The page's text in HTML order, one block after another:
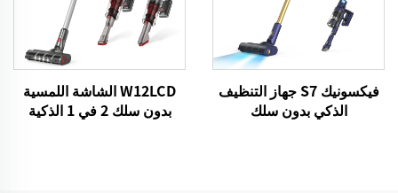
فيكسونيك S7 جهاز التنظيف
الذكي بدون سلك
W12LCD الشاشة اللمسية
بدون سلك 2 في 1 الذكية